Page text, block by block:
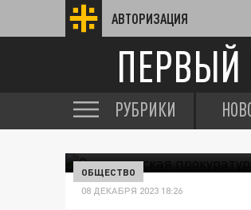
АВТОРИЗАЦИЯ
ПЕРВЫЙ
РУБРИКИ
ОБЩЕСТВО
08 ДЕКАБРЯ 2023 18:26